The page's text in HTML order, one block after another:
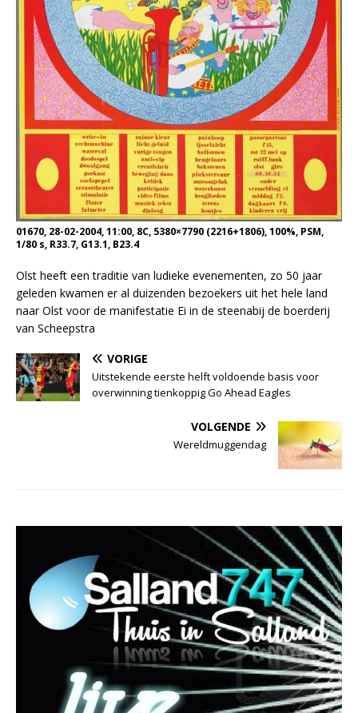
01670, 28-02-2004, 11:00, 8C, 5380×7790 (2216+1806), 100%, PSM,
1/80 s, R33.7, G13.1, B23.4
Olst heeft een traditie van ludieke evenementen, zo 50 jaar
geleden kwamen er al duizenden bezoekers uit het hele land
naar Olst voor de manifestatie Ei in de steenabij de boerderij
van Scheepstra
VORIGE
Uitstekende eerste helft voldoende basis voor
overwinning tienkoppig Go Ahead Eagles
VOLGENDE
Wereldmuggendag